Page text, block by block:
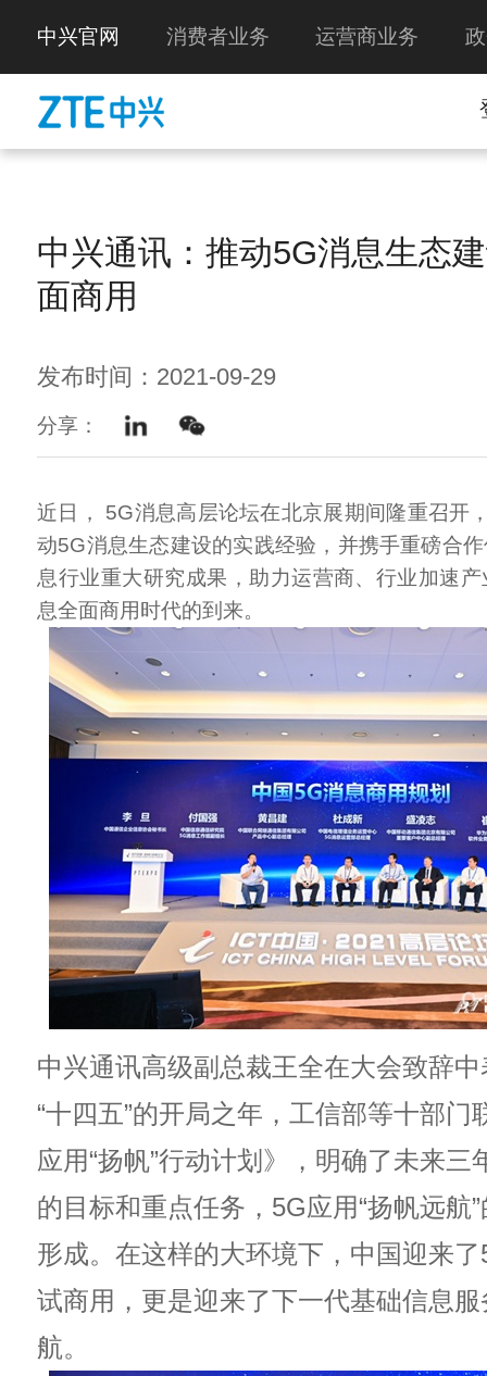
中兴官网 消费者业务 运营商业务
中兴通讯：推动5G消息生态
面商用
发布时间：2021-09-29
分享：
近日， 5G消息高层论坛在北京展期间隆重召开
动5G消息生态建设的实践经验，并携手重磅合
息行业重大研究成果，助力运营商、行业加速
息全面商用时代的到来。
中兴通讯高级副总裁王全在大会致辞
“十四五”的开局之年，工信部等十部门
应用“扬帆”行动计划》，明确了未来三
的目标和重点任务，5G应用“扬帆远航
形成。在这样的大环境下，中国迎来
试商用，更是迎来了下一代基础信息
航。